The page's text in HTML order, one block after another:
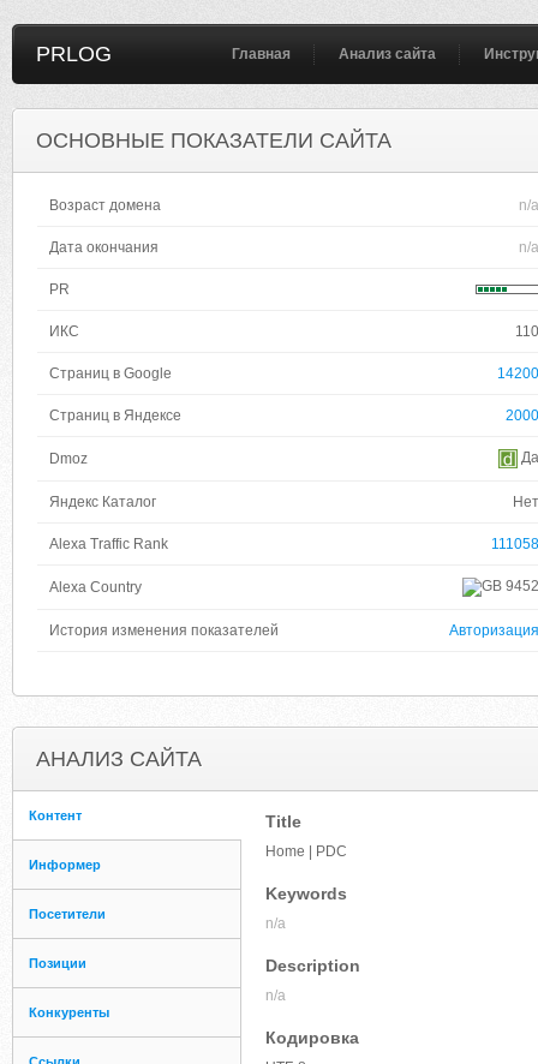
PRLOG Главная Анализ сайта
ОСНОВНЫЕ ПОКАЗАТЕЛИ САЙТА
Возраст домена n/a
Дата окончания n/a
PR
ИКС 110
Страниц в Google 14200
Страниц в Яндексе 2000
Dmoz Да
Яндекс Каталог Нет
Alexa Traffic Rank 111058
Alexa Country 9452
История изменения показателей Авторизация
АНАЛИЗ САЙТА
Контент
Информер
Посетители
Позиции
Конкуренты
Title
Home | PDC
Keywords
n/a
Description
n/a
Кодировка